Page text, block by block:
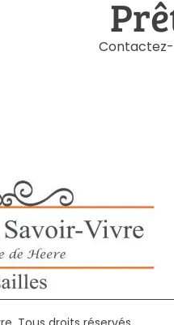
Contactez-